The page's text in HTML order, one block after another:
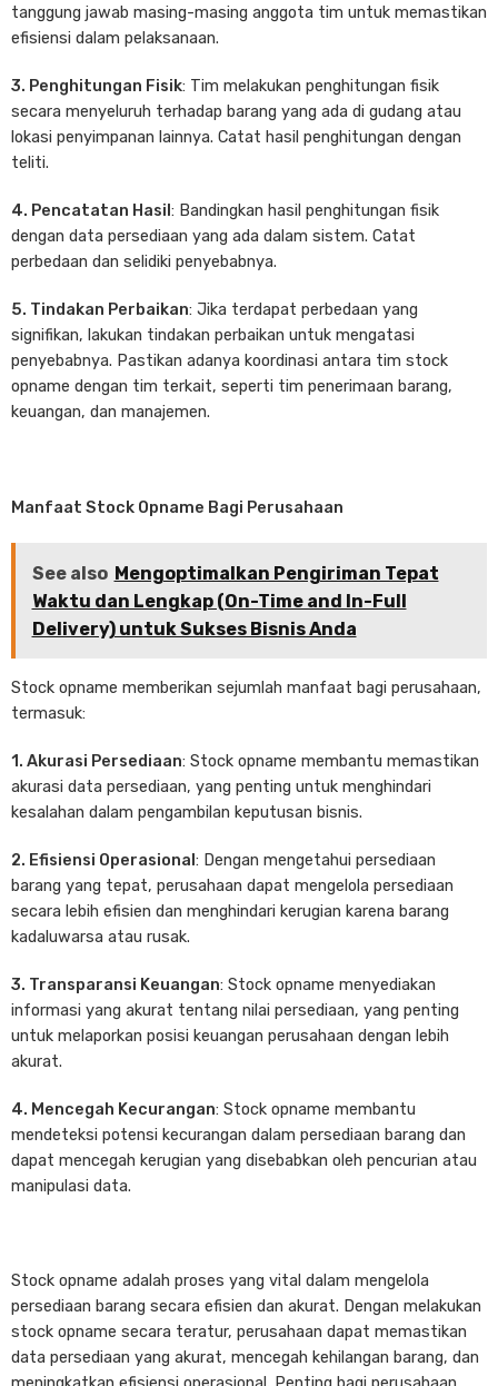
tanggung jawab masing-masing anggota tim untuk memastikan
efisiensi dalam pelaksanaan.
3. Penghitungan Fisik: Tim melakukan penghitungan fisik
secara menyeluruh terhadap barang yang ada di gudang atau
lokasi penyimpanan lainnya. Catat hasil penghitungan dengan
teliti.
4. Pencatatan Hasil: Bandingkan hasil penghitungan fisik
dengan data persediaan yang ada dalam sistem. Catat
perbedaan dan selidiki penyebabnya.
5. Tindakan Perbaikan: Jika terdapat perbedaan yang
signifikan, lakukan tindakan perbaikan untuk mengatasi
penyebabnya. Pastikan adanya koordinasi antara tim stock
opname dengan tim terkait, seperti tim penerimaan barang,
keuangan, dan manajemen.
Manfaat Stock Opname Bagi Perusahaan
See also Mengoptimalkan Pengiriman Tepat
Waktu dan Lengkap (On-Time and In-Full
Delivery) untuk Sukses Bisnis Anda
Stock opname memberikan sejumlah manfaat bagi perusahaan,
termasuk:
1. Akurasi Persediaan: Stock opname membantu memastikan
akurasi data persediaan, yang penting untuk menghindari
kesalahan dalam pengambilan keputusan bisnis.
2. Efisiensi Operasional: Dengan mengetahui persediaan
barang yang tepat, perusahaan dapat mengelola persediaan
secara lebih efisien dan menghindari kerugian karena barang
kadaluwarsa atau rusak.
3. Transparansi Keuangan: Stock opname menyediakan
informasi yang akurat tentang nilai persediaan, yang penting
untuk melaporkan posisi keuangan perusahaan dengan lebih
akurat.
4. Mencegah Kecurangan: Stock opname membantu
mendeteksi potensi kecurangan dalam persediaan barang dan
dapat mencegah kerugian yang disebabkan oleh pencurian atau
manipulasi data.
Stock opname adalah proses yang vital dalam mengelola
persediaan barang secara efisien dan akurat. Dengan melakukan
stock opname secara teratur, perusahaan dapat memastikan
data persediaan yang akurat, mencegah kehilangan barang, dan